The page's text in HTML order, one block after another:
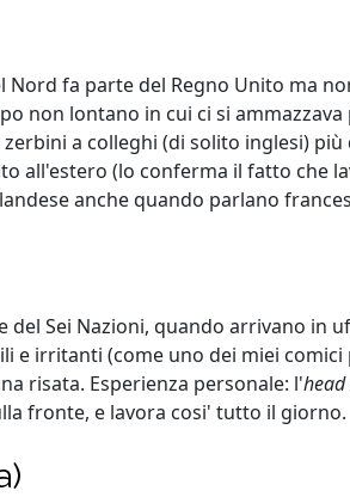
fa parte del Regno Unito ma
non lontano in cui ci si
a colleghi (di solito inglesi)
all'estero (lo conferma il fatto che
anche quando parlano
Sei Nazioni, quando arrivano in
irritanti (come uno dei miei
risata. Esperienza personale: l'head
fronte, e lavora cosi' tutto il giorno.